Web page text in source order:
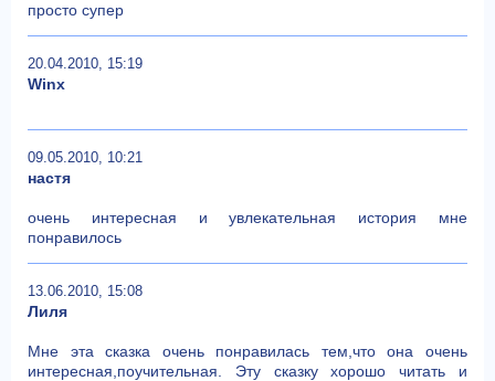
просто супер
20.04.2010, 15:19
Winx
09.05.2010, 10:21
настя
очень интересная и увлекательная история мне
понравилось
13.06.2010, 15:08
Лиля
Мне эта сказка очень понравилась тем,что она очень
интересная,поучительная. Эту сказку хорошо читать и